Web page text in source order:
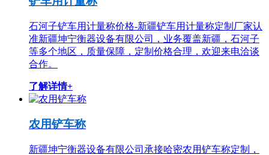
石河子铲车用计量称价格-新疆铲车用计量称定制厂家认
准新疆坤宁衡器设备有限公司，业务覆盖新疆，石河子
等多个地区，质量保障，定制价格合理，欢迎来电洽谈
合作。
了解详情+
农用铲车称
新疆坤宁衡器设备有限公司承接哈密农用铲车称定制，